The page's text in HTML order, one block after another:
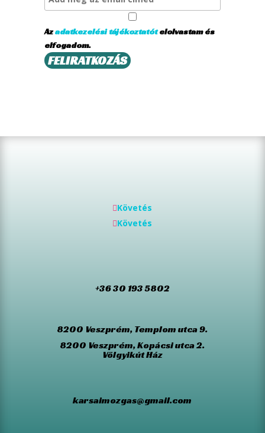
Azadatkezelési tájékoztatótelolvastam és
elfogadom.
FELIRATKOZÁS
Követés
Követés
+36 30 193 5802
8200 Veszprém, Templom utca 9.
8200 Veszprém, Kopácsi utca 2.
Völgyikút Ház
karsaimozgas@gmail.com